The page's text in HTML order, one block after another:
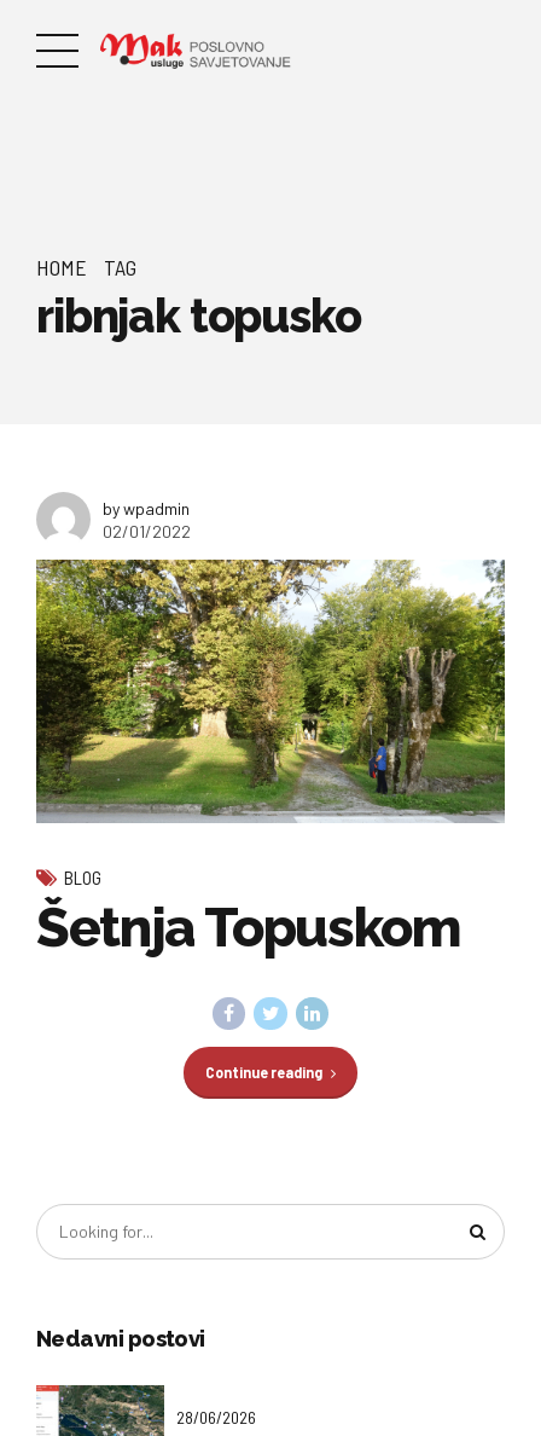
HOME TAG
ribnjak topusko
by wpadmin
02/01/2022
BLOG
Šetnja Topuskom
Continue reading
Nedavni postovi
28/06/2026